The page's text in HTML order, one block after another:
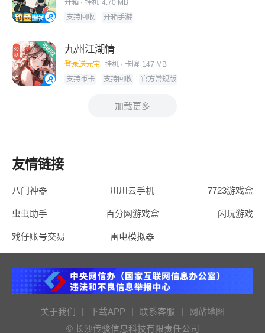
开箱 · 挂机 4.70 MB
支持回收
开箱手游
九州江湖情
登录送元宝 挂机· 卡牌 147 MB
支持币卡
支持回收 官方常规版
加载更多
友情链接
八门神器 川川云手机 7723游戏盒
虫虫助手 百分网游戏盒 闪玩游戏
戏仔账号交易 雷电模拟器
关于我们 | 下载APP | 联系客服 |
网站地图
© 长沙传骏信息科技有限责任公司